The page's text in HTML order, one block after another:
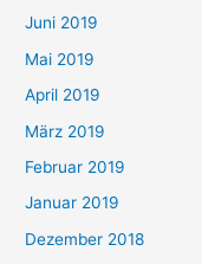
Juni 2019
Mai 2019
April 2019
März 2019
Februar 2019
Januar 2019
Dezember 2018